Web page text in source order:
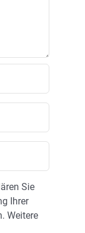
Sie
Ihrer
Weitere